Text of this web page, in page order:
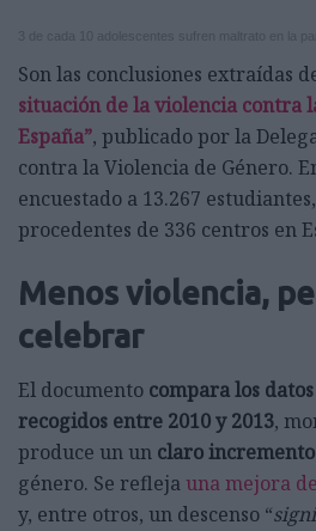
3 de cada 10 adolescentes sufren maltrato en la
Son las conclusiones extraídas
situación de la violencia contra
España”, publicado por la
contra la Violencia de Género.
encuestado a 13.267
procedentes de 336 centros en
Menos violencia,
celebrar
El documento compara los
recogidos entre 2010 y 2013,
produce un un claro incremento
género. Se refleja una mejora
y, entre otros, un descenso “